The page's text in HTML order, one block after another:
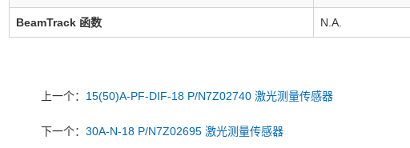
BeamTrack 函数 N.A.
上一个： 15(50)A-PF-DIF-18 P/N7Z02740 激光测量传感器
下一个： 30A-N-18 P/N7Z02695 激光测量传感器